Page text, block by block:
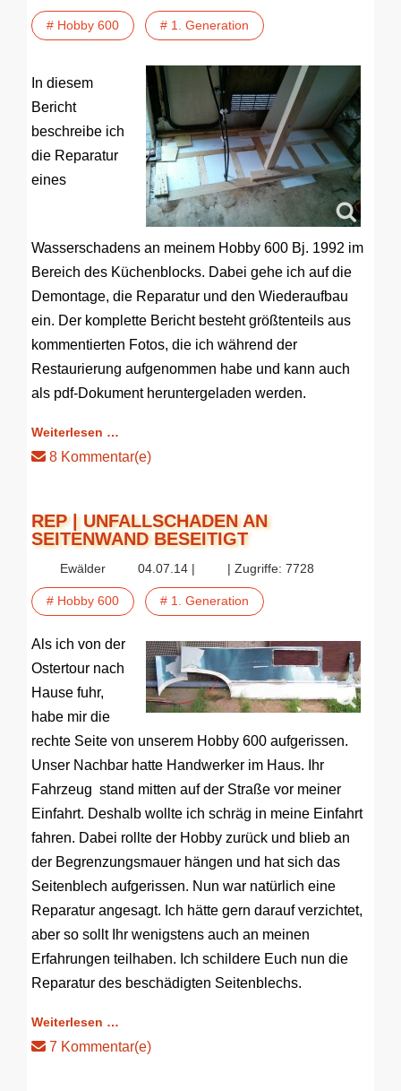
# Hobby 600 # 1. Generation
In diesem
Bericht
beschreibe ich
die Reparatur
eines
Wasserschadens an meinem Hobby 600 Bj. 1992 im
Bereich des Küchenblocks. Dabei gehe ich auf die
Demontage, die Reparatur und den Wiederaufbau
ein. Der komplette Bericht besteht größtenteils aus
kommentierten Fotos, die ich während der
Restaurierung aufgenommen habe und kann auch
als pdf-Dokument heruntergeladen werden.
Weiterlesen …
8 Kommentar(e)
REP | UNFALLSCHADEN AN
SEITENWAND BESEITIGT
Ewälder 04.07.14 | | Zugriffe: 7728
# Hobby 600 # 1. Generation
Als ich von der
Ostertour nach
Hause fuhr,
habe mir die
rechte Seite von unserem Hobby 600 aufgerissen.
Unser Nachbar hatte Handwerker im Haus. Ihr
Fahrzeug stand mitten auf der Straße vor meiner
Einfahrt. Deshalb wollte ich schräg in meine Einfahrt
fahren. Dabei rollte der Hobby zurück und blieb an
der Begrenzungsmauer hängen und hat sich das
Seitenblech aufgerissen. Nun war natürlich eine
Reparatur angesagt. Ich hätte gern darauf verzichtet,
aber so sollt Ihr wenigstens auch an meinen
Erfahrungen teilhaben. Ich schildere Euch nun die
Reparatur des beschädigten Seitenblechs.
Weiterlesen …
7 Kommentar(e)